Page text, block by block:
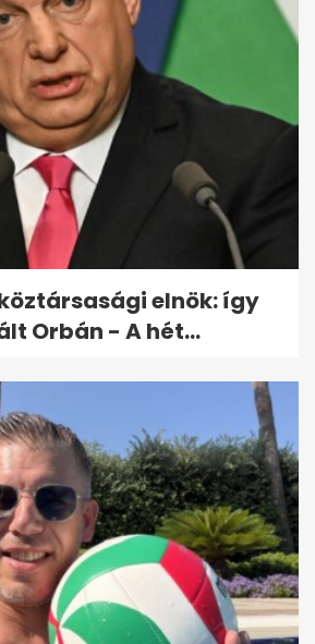
szégyellem" - Gyuricza
elárulta, hány kilót
elnök: így
Orbán - A hét...